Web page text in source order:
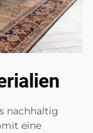
nachhaltig
eine